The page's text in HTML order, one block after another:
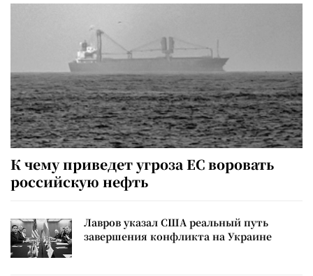
К чему приведет угроза ЕС воровать
российскую нефть
Лавров указал США реальный путь
завершения конфликта на Украине